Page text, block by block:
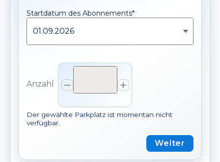
Startdatum des Abonnements*
01.09.2026
Anzahl
Anzahl verringernAnzahl erhöhen
Der gewählte Parkplatz ist momentan nicht
verfügbar.
Weiter